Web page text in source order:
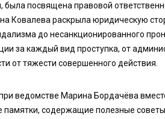
была посвящена правовой
Ковалева раскрыла юридическую
до несанкционированного
за каждый вид проступка, от
от тяжести совершенного действия.
ведомстве Марина Бордачёва
памятки, содержащие полезные